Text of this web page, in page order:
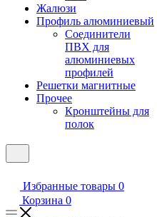
Жалюзи
Профиль алюминиевый
Соединители
ПВХ для
алюминиевых
профилей
Решетки магнитные
Прочее
Кронштейны для
полок
Избранные товары 0
Корзина 0